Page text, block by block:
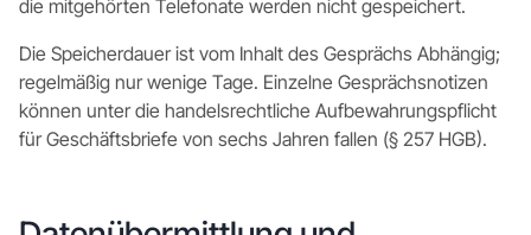
die mitgehörten Telefonate werden nicht gespeichert.
Die Speicherdauer ist vom Inhalt des Gesprächs Abhängig;
regelmäßig nur wenige Tage. Einzelne Gesprächsnotizen
können unter die handelsrechtliche Aufbewahrungspflicht
für Geschäftsbriefe von sechs Jahren fallen (§ 257 HGB).